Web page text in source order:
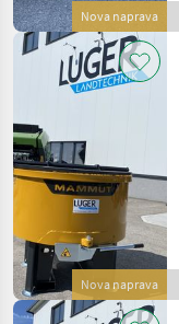
Nova naprava
Nova naprava